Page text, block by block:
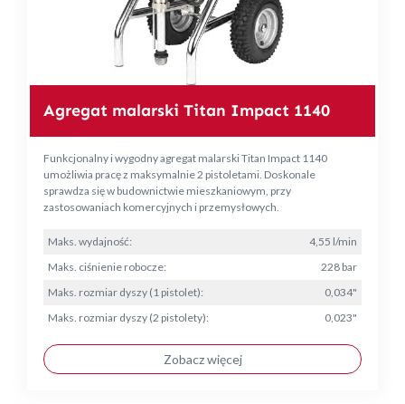
Agregat malarski Titan Impact 1140
Funkcjonalny i wygodny agregat malarski Titan Impact 1140
umożliwia pracę z maksymalnie 2 pistoletami. Doskonale
sprawdza się w budownictwie mieszkaniowym, przy
zastosowaniach komercyjnych i przemysłowych.
Maks. wydajność:
4,55 l/min
Maks. ciśnienie robocze:
228 bar
Maks. rozmiar dyszy (1 pistolet):
0,034"
Maks. rozmiar dyszy (2 pistolety):
0,023"
Zobacz więcej